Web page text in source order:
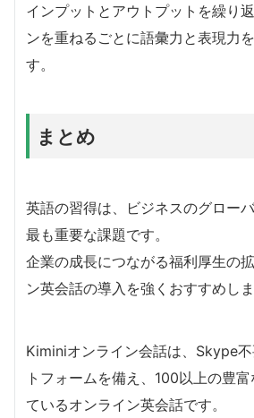
インプットとアウトプットを繰り
ンを重ねるごとに語彙力と表現力
す。
まとめ
英語の習得は、ビジネスのグロー
最も重要な課題です。
企業の成長につながる福利厚生の
ン英会話の導入を強くおすすめしま
Kiminiオンライン会話は、Skype
トフォームを備え、100以上の豊
ているオンライン英会話です。